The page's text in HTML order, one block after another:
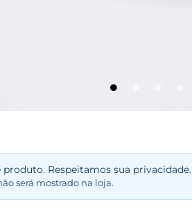
produto. Respeitamos sua privacidade.
será mostrado na loja.